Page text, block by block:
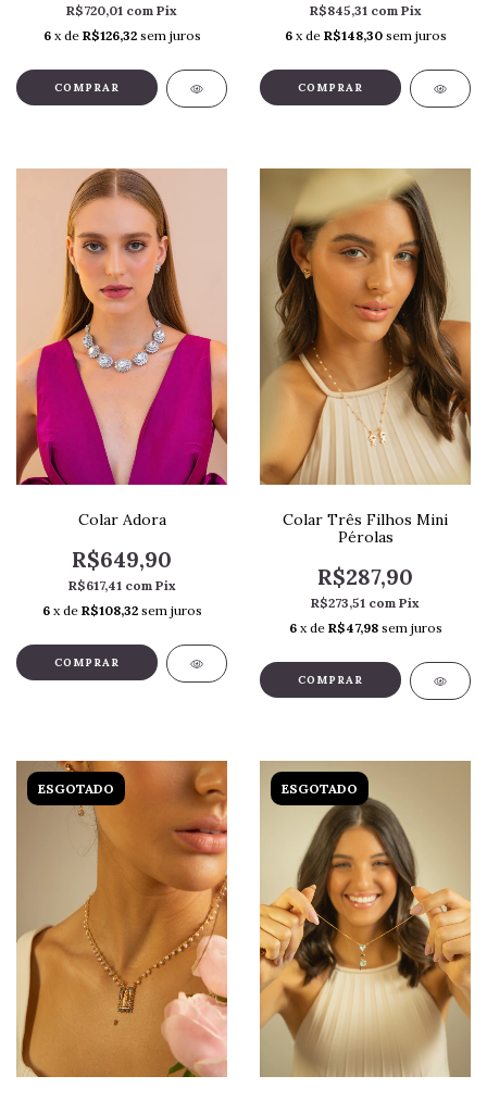
R$720,01 com Pix
6 x de R$126,32 sem juros
R$845,31 com Pix
6 x de R$148,30 sem juros
Colar Adora
R$649,90
R$617,41 com Pix
6 x de R$108,32 sem juros
Colar Três Filhos Mini
Pérolas
R$287,90
R$273,51 com Pix
6 x de R$47,98 sem juros
COMPRAR
ESGOTADO ESGOTADO